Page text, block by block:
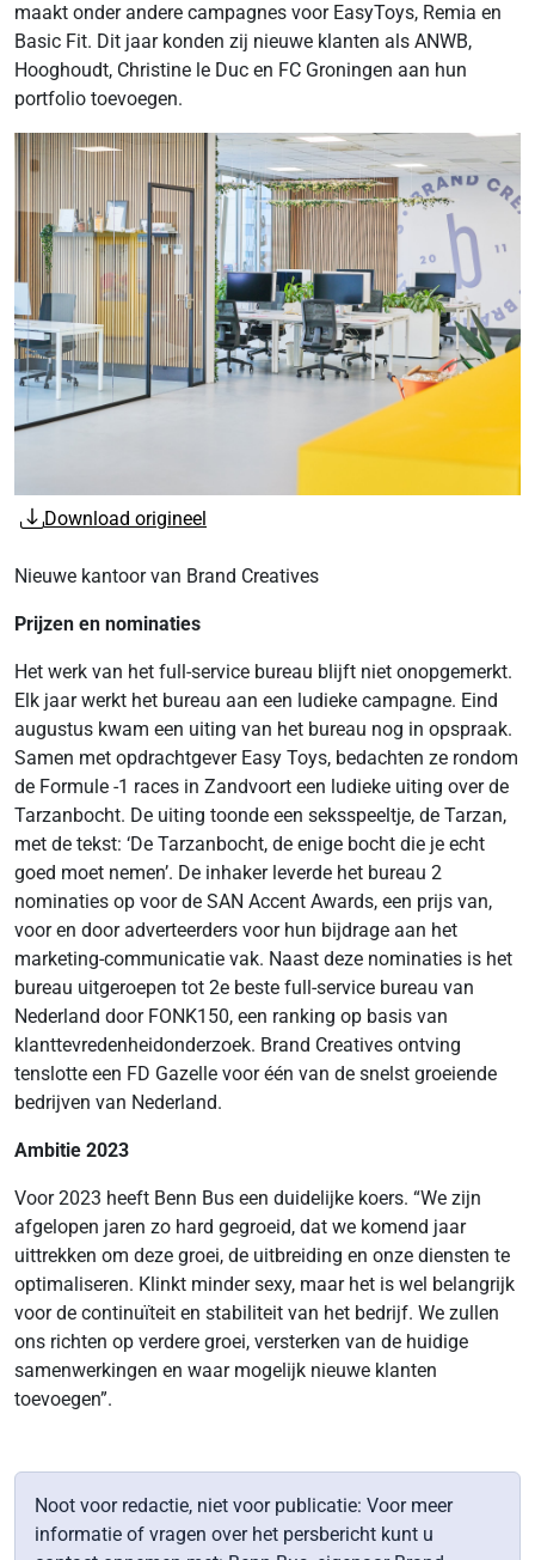
maakt onder andere campagnes voor EasyToys, Remia en
Basic Fit. Dit jaar konden zij nieuwe klanten als ANWB,
Hooghoudt, Christine le Duc en FC Groningen aan hun
portfolio toevoegen.
Download origineel
Nieuwe kantoor van Brand Creatives
Prijzen en nominaties
Het werk van het full-service bureau blijft niet onopgemerkt.
Elk jaar werkt het bureau aan een ludieke campagne. Eind
augustus kwam een uiting van het bureau nog in opspraak.
Samen met opdrachtgever Easy Toys, bedachten ze rondom
de Formule -1 races in Zandvoort een ludieke uiting over de
Tarzanbocht. De uiting toonde een seksspeeltje, de Tarzan,
met de tekst: ‘De Tarzanbocht, de enige bocht die je echt
goed moet nemen’. De inhaker leverde het bureau 2
nominaties op voor de SAN Accent Awards, een prijs van,
voor en door adverteerders voor hun bijdrage aan het
marketing-communicatie vak. Naast deze nominaties is het
bureau uitgeroepen tot 2e beste full-service bureau van
Nederland door FONK150, een ranking op basis van
klanttevredenheidonderzoek. Brand Creatives ontving
tenslotte een FD Gazelle voor één van de snelst groeiende
bedrijven van Nederland.
Ambitie 2023
Voor 2023 heeft Benn Bus een duidelijke koers. “We zijn
afgelopen jaren zo hard gegroeid, dat we komend jaar
uittrekken om deze groei, de uitbreiding en onze diensten te
optimaliseren. Klinkt minder sexy, maar het is wel belangrijk
voor de continuïteit en stabiliteit van het bedrijf. We zullen
ons richten op verdere groei, versterken van de huidige
samenwerkingen en waar mogelijk nieuwe klanten
toevoegen”.
Noot voor redactie, niet voor publicatie: Voor meer
informatie of vragen over het persbericht kunt u